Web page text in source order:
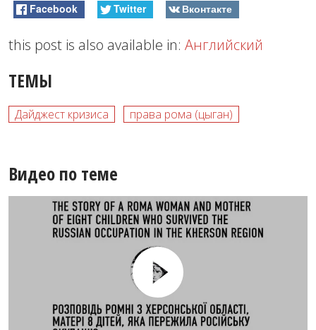
Facebook Twitter Вконтакте
this post is also available in: Английский
ТЕМЫ
Дайджест кризиса права рома (цыган)
Видео по теме